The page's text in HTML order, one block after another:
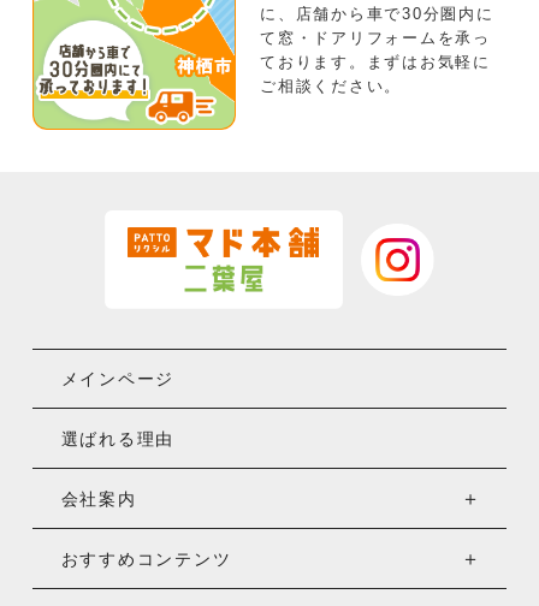
に、店舗から車で30分圏内に
て窓・ドアリフォームを承っ
ております。まずはお気軽に
ご相談ください。
メインページ
選ばれる理由
会社案内
おすすめコンテンツ